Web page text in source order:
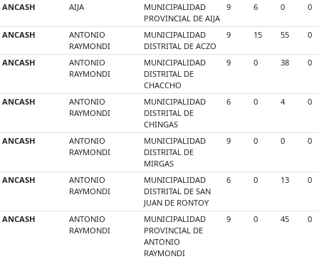
ANCASH AIJA
MUNICIPALIDAD
PROVINCIAL DE AIJA
9 6 0 0
ANCASH
ANTONIO
RAYMONDI
MUNICIPALIDAD
DISTRITAL DE ACZO
9 15 55 0
ANCASH
ANTONIO
RAYMONDI
MUNICIPALIDAD
DISTRITAL DE
CHACCHO
9 0 38 0
ANCASH
ANTONIO
RAYMONDI
MUNICIPALIDAD
DISTRITAL DE
CHINGAS
6 0 4 0
ANCASH
ANTONIO
RAYMONDI
MUNICIPALIDAD
DISTRITAL DE
MIRGAS
9 0 0 0
ANCASH
ANTONIO
RAYMONDI
MUNICIPALIDAD
DISTRITAL DE SAN
JUAN DE RONTOY
6 0 13 0
ANCASH
ANTONIO
RAYMONDI
MUNICIPALIDAD
PROVINCIAL DE
ANTONIO
RAYMONDI
9 0 45 0